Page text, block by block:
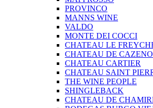
PROVINCO
MANNS WINE
VALDO
MONTE DEI COCCI
CHATEAU LE
CHATEAU DE
CHATEAU CARTIER
CHATEAU SAINT
THE WINE PEOPLE
SHINGLEBACK
CHATEAU DE